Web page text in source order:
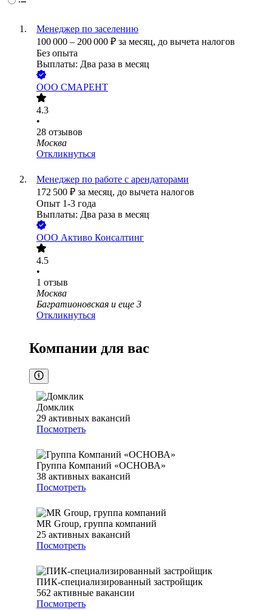
Менеджер по заселению
100 000 – 200 000 ₽ за месяц, до вычета налогов
Без опыта
Выплаты: Два раза в месяц
ООО СМАРЕНТ
4.3
•
28 отзывов
Москва
Откликнуться
Менеджер по работе с арендаторами
172 500 ₽ за месяц, до вычета налогов
Опыт 1-3 года
Выплаты: Два раза в месяц
ООО Активо Консалтинг
4.5
•
1 отзыв
Москва
Багратионовская и еще 3
Откликнуться
Компании для вас
Домклик
29 активных вакансий
Посмотреть
Группа Компаний «ОСНОВА»
38 активных вакансий
Посмотреть
MR Group, группа компаний
25 активных вакансий
Посмотреть
ПИК-специализированный застройщик
562 активные вакансии
Посмотреть